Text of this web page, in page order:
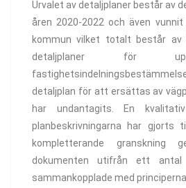
Urvalet av detaljplaner består av
åren 2020-2022 och även
kommun vilket totalt består av
detaljplaner för
detaljplan för att ersättas av
har undantagits. En
planbeskrivningarna har gjorts
kompletterande granskning
dokumenten utifrån ett
sammankopplade med